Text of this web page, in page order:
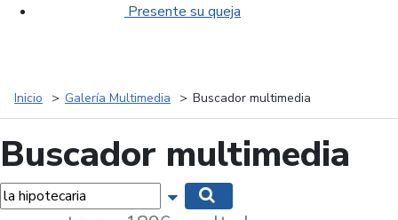
Presente su queja
Inicio Galería Multimedia Buscador multimedia
Buscador multimedia
Mostrar opciones de búsqueda